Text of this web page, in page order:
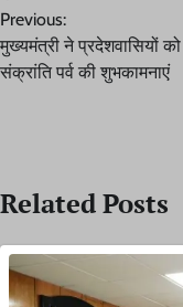
navigation
Previous:
मुख्यमंत्री ने प्रदेशवासियों
संक्रांति पर्व की शुभकामनाएं
Related Posts